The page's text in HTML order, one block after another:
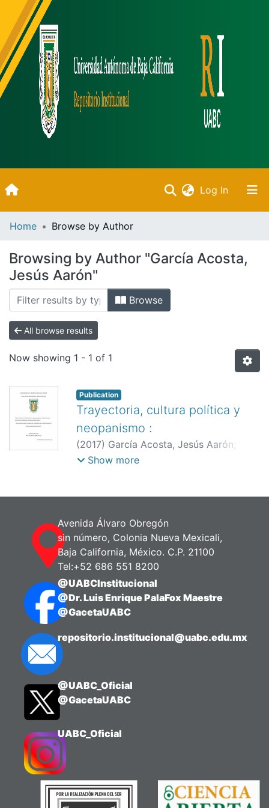
Log In(current)
Inicio
Bibliotecas
Home Browse by Author
Browsing by Author "García Acosta,
Jesús Aarón"
Browse
All browse results
Now showing 1 - 1 of 1
Publication
Trayectoria, cultura política y
neopanismo :
(2017) García Acosta, Jesús Aarón;
López Ulloa, Luis Carlos
Show more
Avenida Álvaro Obregón
sin número, Colonia Nueva Mexicali,
Baja California, México. C.P. 21100
Tel:+52 686 551 8200
@UABCInstitucional
@Dr. Luis Enrique PalaFox Maestre
@GacetaUABC
repositorio.institucional@uabc.edu.mx
@UABC_Oficial
@GacetaUABC
UABC_Oficial